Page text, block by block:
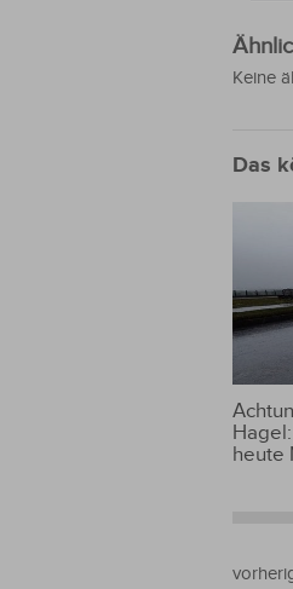
Keine
Das
heute